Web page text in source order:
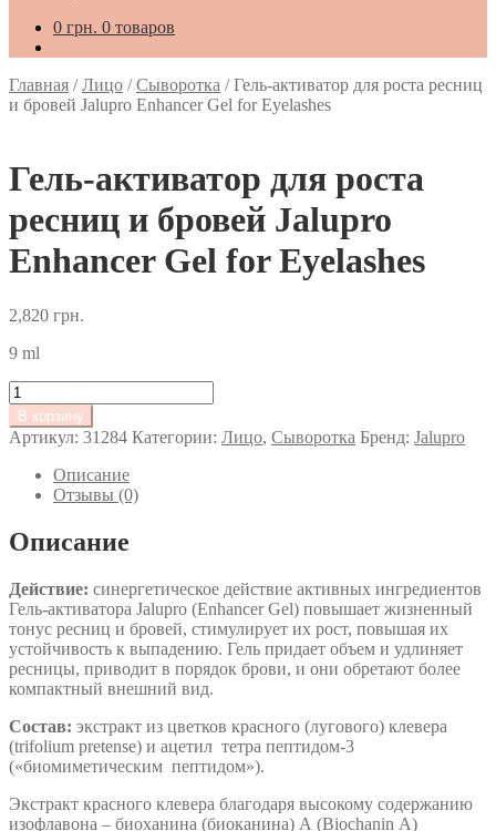
0 грн. 0 товаров
Главная /Лицо /Сыворотка /Гель-активатор для роста ресниц
и бровей Jalupro Enhancer Gel for Eyelashes
Гель-активатор для роста
ресниц и бровей Jalupro
Enhancer Gel for Eyelashes
2,820 грн.
9 ml
Количество
товара
Гель-
активатор
роста
ресниц
и
бровей
Enhancer
Gel
for
Eyelashes
В корзину
Артикул: 31284 Категории: Лицо, Сыворотка Бренд: Jalupro
Описание
Отзывы (0)
Описание
Действие: синергетическое действие активных ингредиентов
Гель-активатора Jalupro (Enhancer Gel) повышает жизненный
тонус ресниц и бровей, стимулирует их рост, повышая их
устойчивость к выпадению. Гель придает объем и удлиняет
ресницы, приводит в порядок брови, и они обретают более
компактный внешний вид.
Состав: экстракт из цветков красного (лугового) клевера
(trifolium pretense) и ацетил тетра пептидом-3
(«биомиметическим пептидом»).
Экстракт красного клевера благодаря высокому содержанию
изофлавона – биоханина (биоканина) А (Biochanin А)